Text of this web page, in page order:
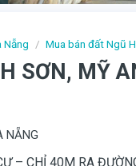
Nẵng / Mua bán đất Ngũ
SƠN, MỸ
NẴNG
– CHỈ 40M RA